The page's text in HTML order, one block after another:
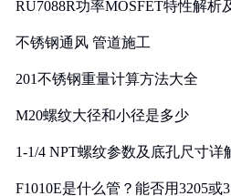
RU7088R功率MOSFET特性解析
不锈钢通风 管道施工
201不锈钢重量计算方法大全
M20螺纹大径和小径是多少
1-1/4 NPT螺纹参数及底孔尺寸详
F1010E是什么管？能否用3205或